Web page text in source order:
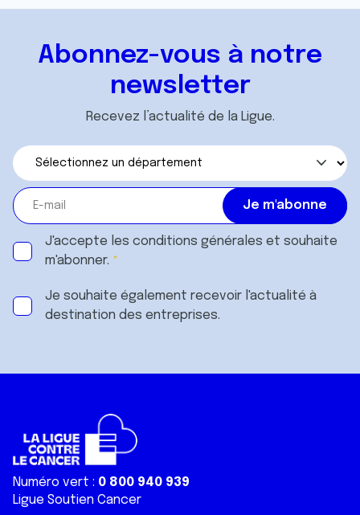
Abonnez-vous à notre
newsletter
Recevez l’actualité de la Ligue.
J'accepte les conditions générales et souhaite
m'abonner.
Je souhaite également recevoir l'actualité à
destination des entreprises.
Numéro vert : 0 800 940 939
Ligue Soutien Cancer